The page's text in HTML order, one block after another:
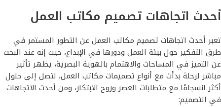
أحدث اتجاهات تصميم مكاتب العمل
تعبر أحدث اتجاهات تصميم مكاتب العمل عن التطور المستمر في
طرق التفكير حول بيئة العمل ودورها في الإبداع، حيث إنه عند البحث
عن التميز في المساحات والاهتمام بالهوية البصرية، يظهر تأثير
مباشر لرحلة بدأت مع أنواع تصميمات مكاتب العمل، لتصل إلى حلول
أكثر انسجامًا مع متطلبات العصر وروح الابتكار، ومن أحدث الاتجاهات
في التصميم: